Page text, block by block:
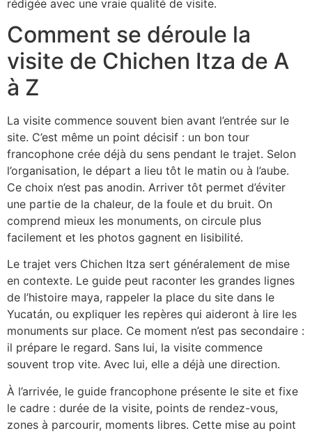
rédigée avec une vraie qualité de visite.
Comment se déroule la
visite de Chichen Itza de A
à Z
La visite commence souvent bien avant l’entrée sur le
site. C’est même un point décisif : un bon tour
francophone crée déjà du sens pendant le trajet. Selon
l’organisation, le départ a lieu tôt le matin ou à l’aube.
Ce choix n’est pas anodin. Arriver tôt permet d’éviter
une partie de la chaleur, de la foule et du bruit. On
comprend mieux les monuments, on circule plus
facilement et les photos gagnent en lisibilité.
Le trajet vers Chichen Itza sert généralement de mise
en contexte. Le guide peut raconter les grandes lignes
de l’histoire maya, rappeler la place du site dans le
Yucatán, ou expliquer les repères qui aideront à lire les
monuments sur place. Ce moment n’est pas secondaire :
il prépare le regard. Sans lui, la visite commence
souvent trop vite. Avec lui, elle a déjà une direction.
À l’arrivée, le guide francophone présente le site et fixe
le cadre : durée de la visite, points de rendez-vous,
zones à parcourir, moments libres. Cette mise au point